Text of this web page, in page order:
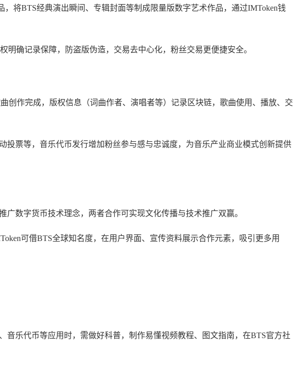
将BTS经典演出瞬间、专辑封面等制成限量版数字艺术作品，通过IMToken钱
确记录保障，防盗版伪造，交易去中心化，粉丝交易更便捷安全。
创作完成，版权信息（词曲作者、演唱者等）记录区块链，歌曲使用、播放、交
投票等，音乐代币发行增加粉丝参与感与忠诚度，为音乐产业商业模式创新提供
数字货币技术理念，两者合作可实现文化传播与技术推广双赢。
可借BTS全球知名度，在用户界面、宣传资料展示合作元素，吸引更多用
乐代币等应用时，需做好科普，制作易懂视频教程、图文指南，在BTS官方社